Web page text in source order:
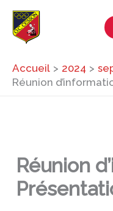
Aller
contenu
Accueil 2024
Réunion
Réunion